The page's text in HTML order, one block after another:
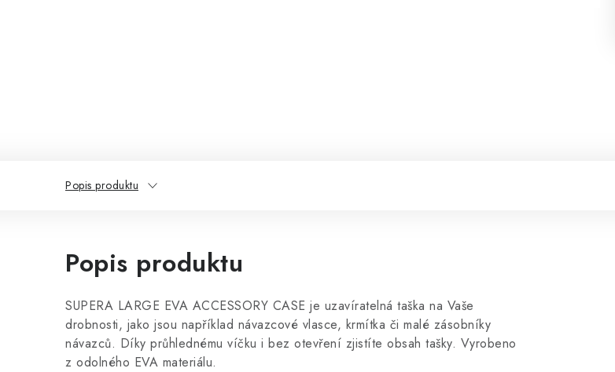
Popis produktu
Popis produktu
SUPERA LARGE EVA ACCESSORY CASE je uzavíratelná taška na Vaše
drobnosti, jako jsou například návazcové vlasce, krmítka či malé zásobníky
návazců. Díky průhlednému víčku i bez otevření zjistíte obsah tašky. Vyrobeno
z odolného EVA materiálu.